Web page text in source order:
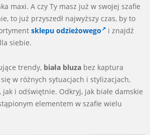
maxi. A czy Ty masz już w swojej szafie
to już przyszedł najwyższy czas, by to
sklepu odzieżowego
i znajdź
siebie.
trendy, biała bluza bez kaptura
w różnych sytuacjach i stylizacjach,
i odświętnie. Odkryj, jak białe damskie
elementem w szafie wielu